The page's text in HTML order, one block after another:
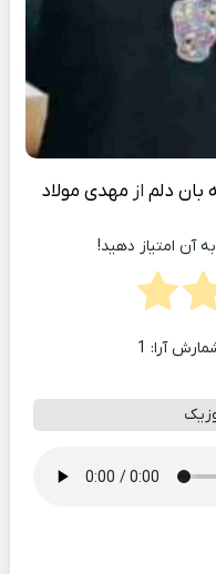
بان دلم از مهدی مولاد
آن امتیاز دهید!
1